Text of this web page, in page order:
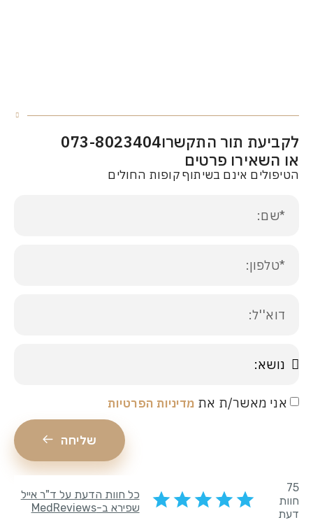
תור התקשרו073-8023404
פרטים
אינם בשיתוף קופות החולים
מאשר/ת אתמדיניות הפרטיות
שליחה